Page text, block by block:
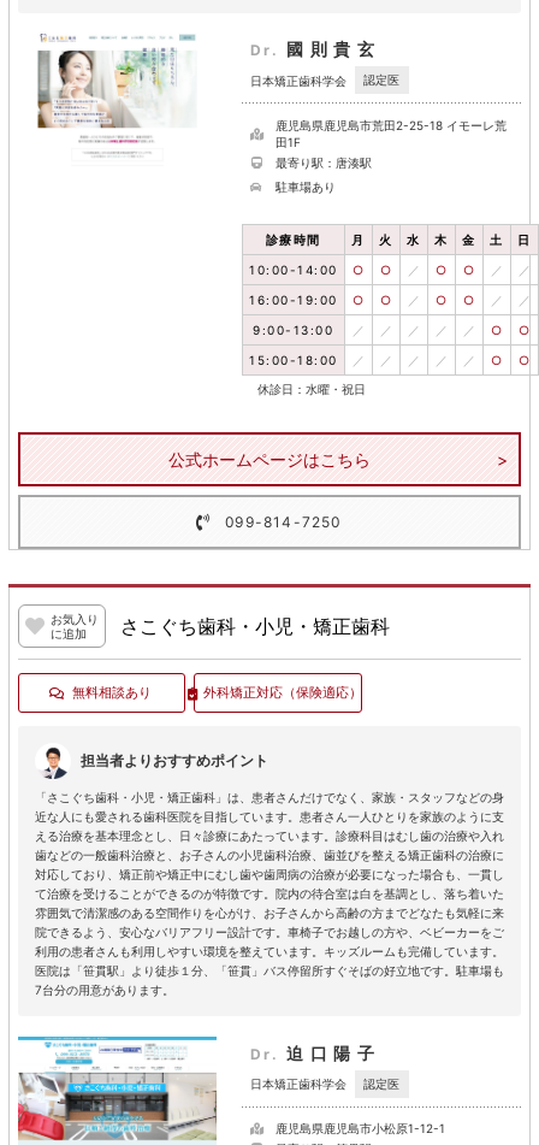
Dr. 國則貴玄
日本矯正歯科学会 認定医
鹿児島県鹿児島市荒田2-25-18 イモーレ荒
田1F
最寄り駅：唐湊駅
駐車場あり
診療時間 月 火 水 木 金 土 日
10:00-14:00 ○ ○ ／ ○ ○ ／ ／
16:00-19:00 ○ ○ ／ ○ ○ ／ ／
9:00-13:00 ／ ／ ／ ／ ／ ○ ○
15:00-18:00 ／ ／ ／ ／ ／ ○ ○
休診日：水曜・祝日
公式ホームページはこちら
099-814-7250
お気入り
に追加
さこぐち歯科・小児・矯正歯科
無料相談あり 外科矯正対応（保険適応）
担当者よりおすすめポイント
「さこぐち歯科・小児・矯正歯科」は、患者さんだけでなく、家族・スタッフなどの身
近な人にも愛される歯科医院を目指しています。患者さん一人ひとりを家族のように支
える治療を基本理念とし、日々診療にあたっています。診療科目はむし歯の治療や入れ
歯などの一般歯科治療と、お子さんの小児歯科治療、歯並びを整える矯正歯科の治療に
対応しており、矯正前や矯正中にむし歯や歯周病の治療が必要になった場合も、一貫し
て治療を受けることができるのが特徴です。院内の待合室は白を基調とし、落ち着いた
雰囲気で清潔感のある空間作りを心がけ、お子さんから高齢の方までどなたも気軽に来
院できるよう、安心なバリアフリー設計です。車椅子でお越しの方や、ベビーカーをご
利用の患者さんも利用しやすい環境を整えています。キッズルームも完備しています。
医院は「笹貫駅」より徒歩１分、「笹貫」バス停留所すぐそばの好立地です。駐車場も
7台分の用意があります。
Dr. 迫口陽子
日本矯正歯科学会 認定医
鹿児島県鹿児島市小松原1-12-1